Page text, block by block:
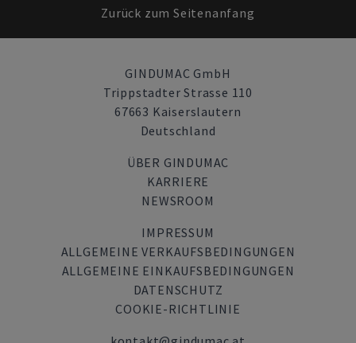
Zurück zum Seitenanfang
GINDUMAC GmbH
Trippstadter Strasse 110
67663 Kaiserslautern
Deutschland
ÜBER GINDUMAC
KARRIERE
NEWSROOM
IMPRESSUM
ALLGEMEINE VERKAUFSBEDINGUNGEN
ALLGEMEINE EINKAUFSBEDINGUNGEN
DATENSCHUTZ
COOKIE-RICHTLINIE